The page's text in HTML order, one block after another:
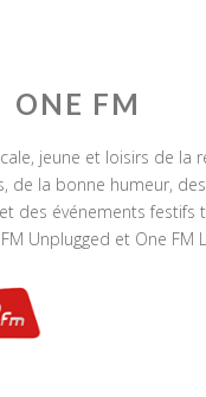
ONE FM
jeune et loisirs de la
de la bonne humeur,
des événements festifs
Unplugged et One FM